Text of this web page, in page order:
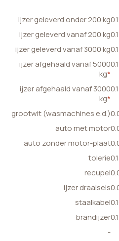
ijzer geleverd onder 200 kg
ijzer geleverd vanaf 200 kg
ijzer geleverd vanaf 3000 kg
ijzer afgehaald vanaf 5000
kg*
ijzer afgehaald vanaf 3000
kg*
grootwit (wasmachines e.d.)
auto met motor
auto zonder motor-plaat
tolerie
recupel
ijzer draaisels
staalkabel
brandijzer
-